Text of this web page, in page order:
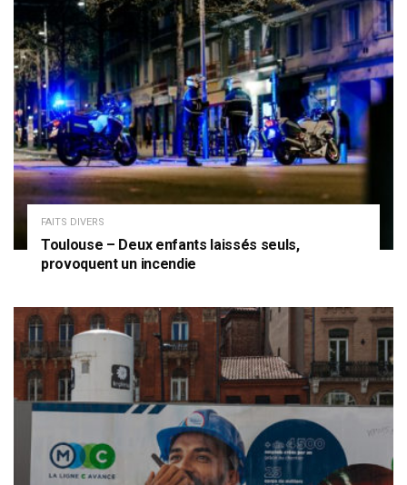
FAITS DIVERS
Toulouse – Deux enfants laissés seuls,
provoquent un incendie